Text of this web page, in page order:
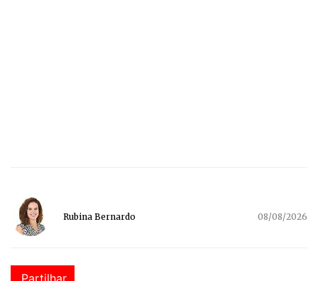
Rubina Bernardo 08/08/2026
Partilhar